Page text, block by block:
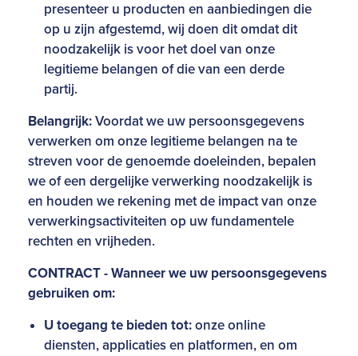
presenteer u producten en aanbiedingen die
op u zijn afgestemd, wij doen dit omdat dit
noodzakelijk is voor het doel van onze
legitieme belangen of die van een derde
partij.
Belangrijk:Voordat we uw persoonsgegevens
verwerken om onze legitieme belangen na te
streven voor de genoemde doeleinden, bepalen
we of een dergelijke verwerking noodzakelijk is
en houden we rekening met de impact van onze
verwerkingsactiviteiten op uw fundamentele
rechten en vrijheden.
CONTRACT - Wanneer we uw persoonsgegevens
gebruiken om:
U toegang te bieden tot:onze online
diensten, applicaties en platformen, en om